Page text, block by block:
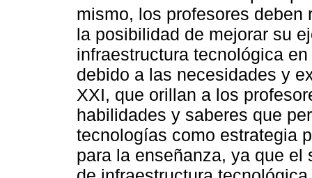
mismo, los profesores
la posibilidad de mejorar su
infraestructura tecnológica
debido a las necesidades y
XXI, que orillan a los
habilidades y saberes que
tecnologías como estrategia
para la enseñanza, ya que